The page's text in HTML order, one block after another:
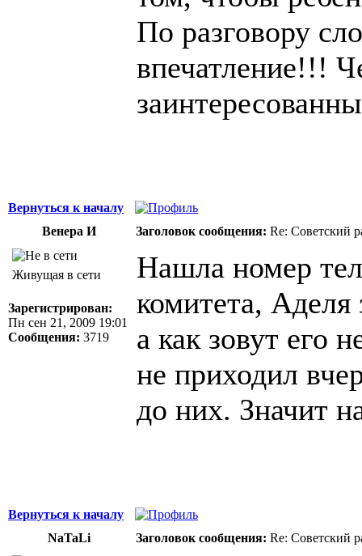
По разговору
впечатление!!!
Вернуться к началу
Венера И
Заголовок сообщения: Re: Советский
Живущая в сети
Зарегистрирован:
Пн сен 21, 2009 19:01
Сообщения: 3719
Нашла номер
комитета, Аделя
а как зовут его
не приходил
до них. Значит
Вернуться к началу
NaTaLi
Заголовок сообщения: Re: Советский